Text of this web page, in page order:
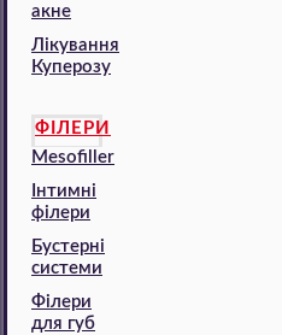
акне
Лікування
Куперозу
ФІЛЕРИ
Mesofiller
Інтимні
філери
Бустерні
системи
Філери
для губ